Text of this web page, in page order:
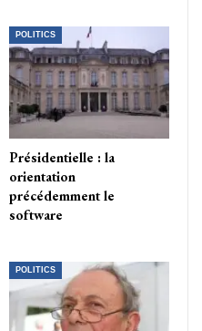
POLITICS
Présidentielle : la
orientation
précédemment le
software
POLITICS